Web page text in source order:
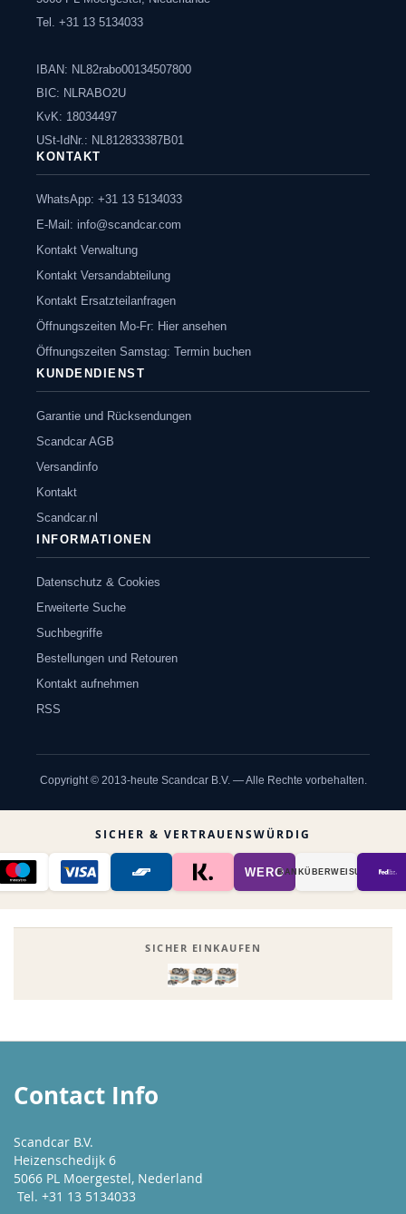
Tel. +31 13 5134033
IBAN: NL82rabo00134507800
BIC: NLRABO2U
KvK: 18034497
USt-IdNr.: NL812833387B01
KONTAKT
WhatsApp: +31 13 5134033
E-Mail: info@scandcar.com
Kontakt Verwaltung
Kontakt Versandabteilung
Kontakt Ersatzteilanfragen
Öffnungszeiten Mo-Fr: Hier ansehen
Öffnungszeiten Samstag: Termin buchen
KUNDENDIENST
Garantie und Rücksendungen
Scandcar AGB
Versandinfo
Kontakt
Scandcar.nl
INFORMATIONEN
Datenschutz & Cookies
Erweiterte Suche
Suchbegriffe
Bestellungen und Retouren
Kontakt aufnehmen
RSS
Copyright © 2013-heute Scandcar B.V. — Alle Rechte vorbehalten.
SICHER & VERTRAUENSWÜRDIG
WEROBANK­ÜBER­WEISUNG
SICHER EINKAUFEN
Contact Info
Scandcar B.V.
Heizenschedijk 6
5066 PL Moergestel, Nederland
Tel. +31 13 5134033